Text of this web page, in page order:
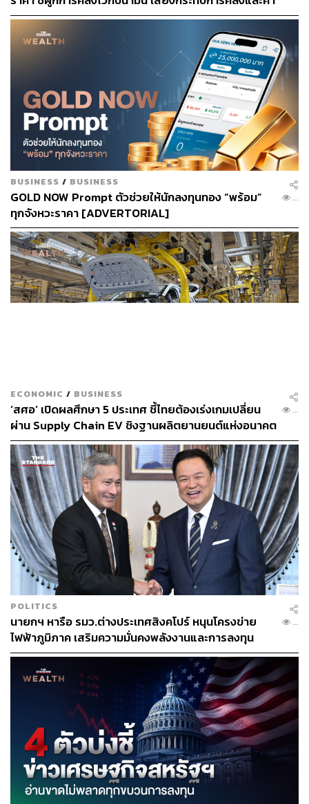
Hyrox กำลังได้รับความนิยม และยังเห็นพฤติกรรมผู้บริโภค
หันมาเลือกอาหารที่บาลานซ์มากขึ้น ทำให้ช่วงต้นปี กลุ่มอา
หารคลีนและ
อาหารเครื่องดื่มเพื่อสุขภาพ
เติบโต 20% โดย
เมนูสลัดขึ้นแท่นเมนูยอดนิยมด้วยยอดขายรวมกว่า 1 ล้าน
ขณะที่เมนูยอดฮิตยังคงเป็นอาหารจานหลักในชีวิตประจำวัน
เช่น ตำปูปลาร้า ข้าวมันไก่ ข้าวผัด ตำป่า และลาบหมู และ
เมนูกระแสนิยมที่โตแรง เมื่อเทียบระหว่าง Q1/2569 กับ
Q4/2568 พบว่า เครื่องดื่มและขนมจากมะยงชิดโตสูงถึง 30
เท่า, เมนูจากโยเกิร์ต เช่น โยเกิร์ตปั่น กรีกโยเกิร์ตเติบโต 53%
และมัตฉะกับชาไทยยังคงเติบโตต่อเนื่องที่ 8%
ด้านเครื่องดื่มเมนูคลาสสิกอย่าง กาแฟดำ ชาเขียวนม เอส
เพรสโซ่ ชาไทย และชานม ยังเป็นตัวเลือกหลัก นอกจากนี้
ประเภทร้านอาหารมาแรงที่มีจำนวนร้านเปิดใหม่มากที่สุด
ได้แก่ ร้านอาหารไทย, อาหารจานเดียว, ร้านกาแฟ และร้าน
ก๋วยเตี๋ยว
เท่าต่อปี รวมถึงให้บริการจัดส่งยา ที่จะช่วยตอบโจทย์ความ
ต้องการของกลุ่มลูกค้าเป้าหมายในอนาคต
ภาพ:LINE MAN ตรึง
TAGS: HYROX อาหารสุขภาพ ยอด ชินสุภัคกุล
เงินเฟ้อ
พลังงาน
ค่าธรรมเนียม EV
LINE MAN Wongnai
น้ำมัน
GP
LOADING...
ABOUT THE AUTHOR
จิรันธนิน กมลเลิศ
Content Creator ประจำ THE STANDARD
เงิน
BUSINESS / BUSINESS
GOLD NOW Prompt ตัวช่วยให้นักลงทุนทอง “พร้อม”
ทุกจังหวะราคา [ADVERTORIAL]
...
ECONOMIC / BUSINESS
‘สศอ’ เปิดผลศึกษา 5 ประเทศ ชี้ไทยต้องเร่งเกมเปลี่ยน
ผ่าน Supply Chain EV ชิงฐานผลิตยานยนต์แห่งอนาคต
...
POLITICS
นายกฯ หารือ รมว.ต่างประเทศสิงคโปร์ หนุนโครงข่าย
ไฟฟ้าภูมิภาค เสริมความมั่นคงพลังงานและการลงทุน
...